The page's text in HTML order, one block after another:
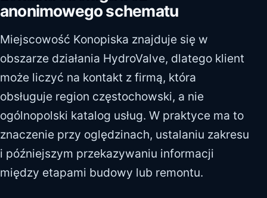
anonimowego schematu
Miejscowość Konopiska znajduje się w
obszarze działania HydroValve, dlatego klient
może liczyć na kontakt z firmą, która
obsługuje region częstochowski, a nie
ogólnopolski katalog usług. W praktyce ma to
znaczenie przy oględzinach, ustalaniu zakresu
i późniejszym przekazywaniu informacji
między etapami budowy lub remontu.